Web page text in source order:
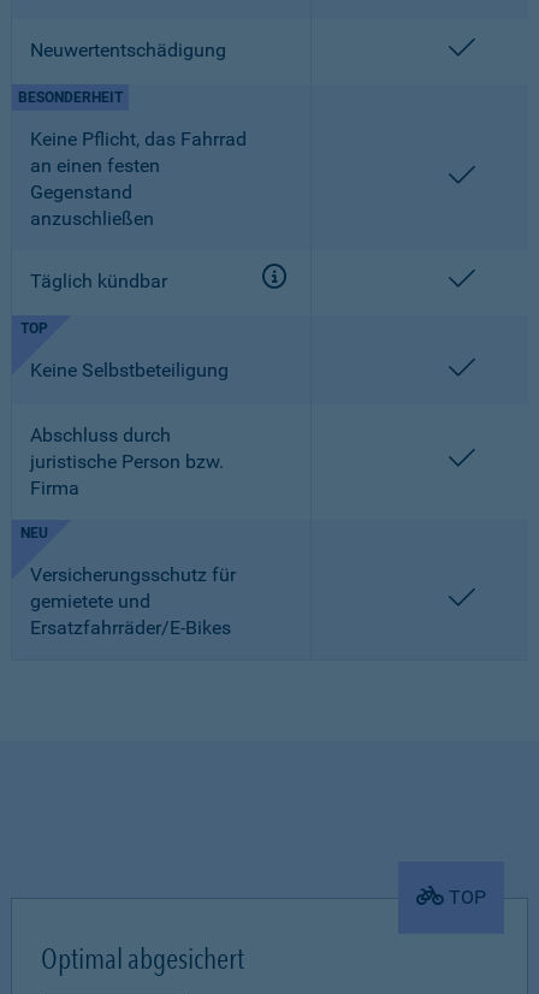
Neuwertentschädigung
Keine Pflicht, das Fahrrad
an einen festen
Gegenstand
anzuschließen
BESONDERHEIT
Täglich kündbar
TOP
Keine Selbstbeteiligung
Abschluss durch
juristische Person bzw.
Firma
NEU
Versicherungsschutz für
gemietete und
Ersatzfahrräder/E-Bikes
TOP
Optimal abgesichert